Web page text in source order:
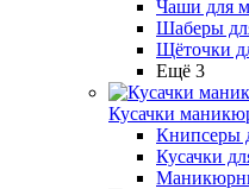
Чаши для
Шаберы
Щёточки
Ещё 3
Кусачки
Книпсеры
Кусачки